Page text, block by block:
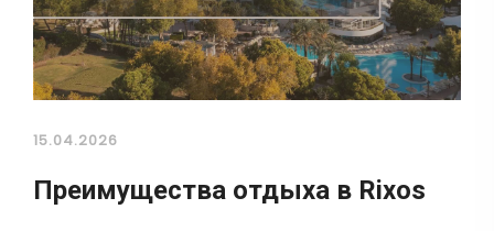
15.04.2026
Преимущества отдыха в Rixos